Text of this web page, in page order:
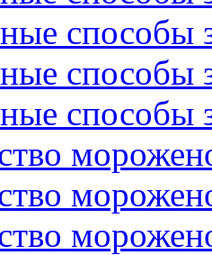
способы
способы
способы